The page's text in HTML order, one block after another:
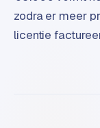
zodra er meer
licentie